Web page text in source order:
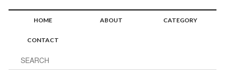
HOME ABOUT CATEGORY
CONTACT